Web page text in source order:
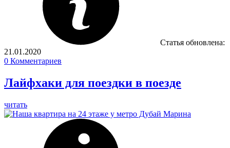
Статья обновлена:
21.01.2020
0 Комментариев
Лайфхаки для поездки в поезде
читать